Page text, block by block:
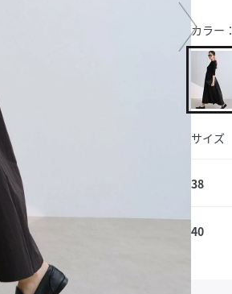
カラー：
サイズ
38
40